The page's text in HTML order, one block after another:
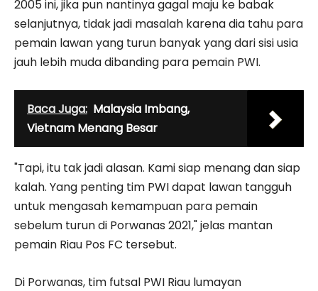
2005 ini, jika pun nantinya gagal maju ke babak
selanjutnya, tidak jadi masalah karena dia tahu para
pemain lawan yang turun banyak yang dari sisi usia
jauh lebih muda dibanding para pemain PWI.
Baca Juga: Malaysia Imbang,
Vietnam Menang Besar
"Tapi, itu tak jadi alasan. Kami siap menang dan siap
kalah. Yang penting tim PWI dapat lawan tangguh
untuk mengasah kemampuan para pemain
sebelum turun di Porwanas 2021," jelas mantan
pemain Riau Pos FC tersebut.
Di Porwanas, tim futsal PWI Riau lumayan